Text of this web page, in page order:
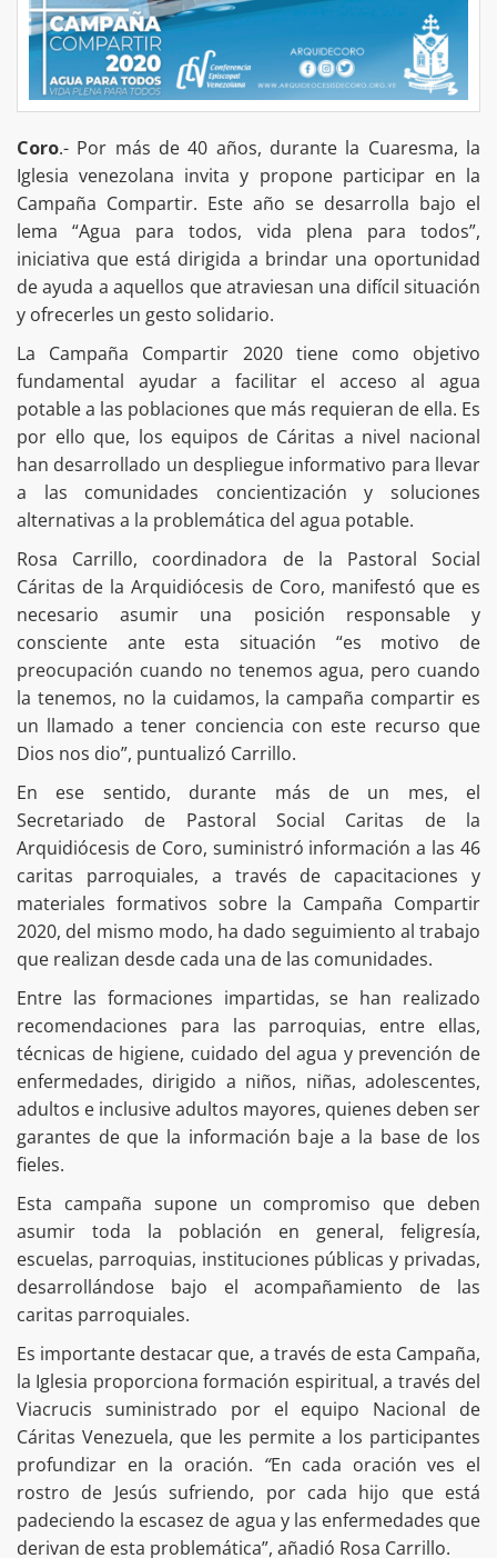
Coro.- Por más de 40 años, durante la Cuaresma, la
Iglesia venezolana invita y propone participar en la
Campaña Compartir. Este año se desarrolla bajo el
lema “Agua para todos, vida plena para todos”,
iniciativa que está dirigida a brindar una oportunidad
de ayuda a aquellos que atraviesan una difícil situación
y ofrecerles un gesto solidario.
La Campaña Compartir 2020 tiene como objetivo
fundamental ayudar a facilitar el acceso al agua
potable a las poblaciones que más requieran de ella. Es
por ello que, los equipos de Cáritas a nivel nacional
han desarrollado un despliegue informativo para llevar
a las comunidades concientización y soluciones
alternativas a la problemática del agua potable.
Rosa Carrillo, coordinadora de la Pastoral Social
Cáritas de la Arquidiócesis de Coro, manifestó que es
necesario asumir una posición responsable y
consciente ante esta situación “es motivo de
preocupación cuando no tenemos agua, pero cuando
la tenemos, no la cuidamos, la campaña compartir es
un llamado a tener conciencia con este recurso que
Dios nos dio”, puntualizó Carrillo.
En ese sentido, durante más de un mes, el
Secretariado de Pastoral Social Caritas de la
Arquidiócesis de Coro, suministró información a las 46
caritas parroquiales, a través de capacitaciones y
materiales formativos sobre la Campaña Compartir
2020, del mismo modo, ha dado seguimiento al trabajo
que realizan desde cada una de las comunidades.
Entre las formaciones impartidas, se han realizado
recomendaciones para las parroquias, entre ellas,
técnicas de higiene, cuidado del agua y prevención de
enfermedades, dirigido a niños, niñas, adolescentes,
adultos e inclusive adultos mayores, quienes deben ser
garantes de que la información baje a la base de los
fieles.
Esta campaña supone un compromiso que deben
asumir toda la población en general, feligresía,
escuelas, parroquias, instituciones públicas y privadas,
desarrollándose bajo el acompañamiento de las
caritas parroquiales.
Es importante destacar que, a través de esta Campaña,
la Iglesia proporciona formación espiritual, a través del
Viacrucis suministrado por el equipo Nacional de
Cáritas Venezuela, que les permite a los participantes
profundizar en la oración. “En cada oración ves el
rostro de Jesús sufriendo, por cada hijo que está
padeciendo la escasez de agua y las enfermedades que
derivan de esta problemática”, añadió Rosa Carrillo.